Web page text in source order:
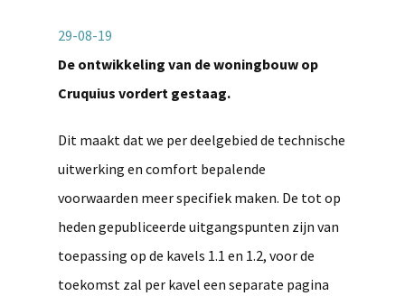
29-08-19
De ontwikkeling van de woningbouw op
Cruquius vordert gestaag.
Dit maakt dat we per deelgebied de technische
uitwerking en comfort bepalende
voorwaarden meer specifiek maken. De tot op
heden gepubliceerde uitgangspunten zijn van
toepassing op de kavels 1.1 en 1.2, voor de
toekomst zal per kavel een separate pagina